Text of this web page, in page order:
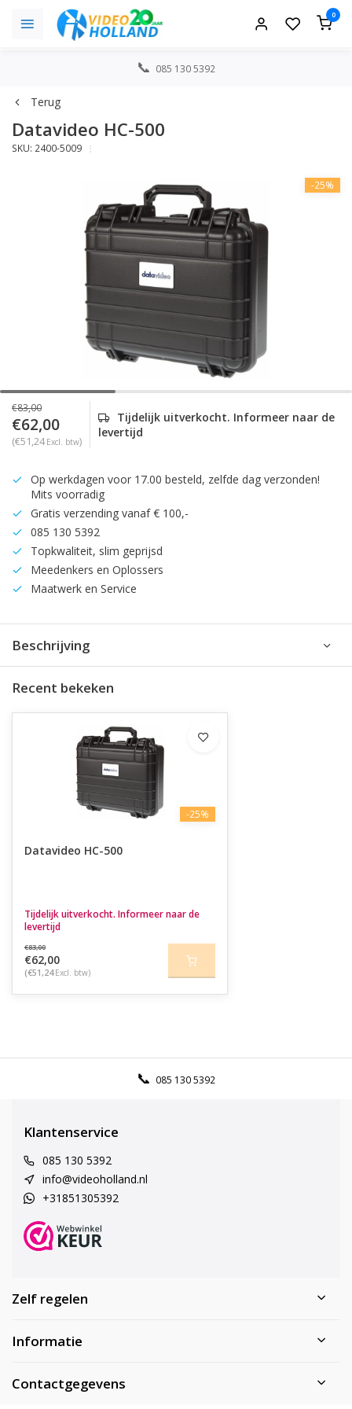
0
085 130 5392
Terug
Datavideo HC-500
SKU: 2400-5009
-25%
€83,00
€62,00
(€51,24 Excl. btw)
Tijdelijk uitverkocht. Informeer naar de
levertijd
Op werkdagen voor 17.00 besteld, zelfde dag verzonden!
Mits voorradig
Gratis verzending vanaf € 100,-
085 130 5392
Topkwaliteit, slim geprijsd
Meedenkers en Oplossers
Maatwerk en Service
Beschrijving
Recent bekeken
-25%
Datavideo HC-500
Tijdelijk uitverkocht. Informeer naar de
levertijd
€83,00
€62,00
(€51,24 Excl. btw)
085 130 5392
Klantenservice
085 130 5392
info@videoholland.nl
+31851305392
Zelf regelen
Informatie
Contactgegevens